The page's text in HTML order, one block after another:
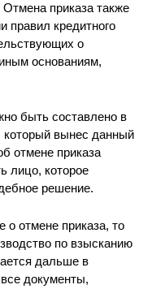
Отмена приказа также
правил кредитного
о
основаниям,
быть составлено в
вынес данный
отмене приказа
лицо, которое
решение.
о отмене приказа, то
по взысканию
дальше в
документы,